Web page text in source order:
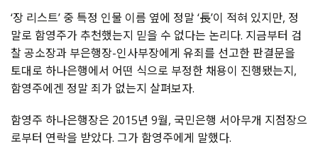
‘장 리스트’ 중 특정 인물 이름 옆에 정말 ‘長’이 적혀 있지만, 정
말로 함영주가 추천했는지 믿을 수 없다는 논리다. 지금부터 검
찰 공소장과 부은행장-인사부장에게 유죄를 선고한 판결문을
토대로 하나은행에서 어떤 식으로 부정한 채용이 진행됐는지,
함영주에겐 정말 죄가 없는지 살펴보자.
함영주 하나은행장은 2015년 9월, 국민은행 서아무개 지점장으
로부터 연락을 받았다. 그가 함영주에게 말했다.